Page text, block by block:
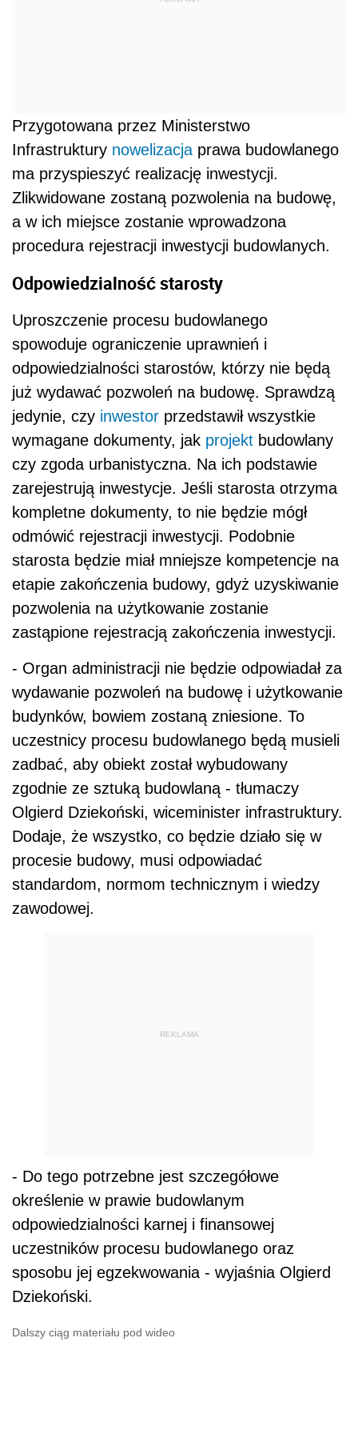
Przygotowana przez Ministerstwo
Infrastruktury nowelizacja prawa budowlanego
ma przyspieszyć realizację inwestycji.
Zlikwidowane zostaną pozwolenia na budowę,
a w ich miejsce zostanie wprowadzona
procedura rejestracji inwestycji budowlanych.
Odpowiedzialność starosty
Uproszczenie procesu budowlanego
spowoduje ograniczenie uprawnień i
odpowiedzialności starostów, którzy nie będą
już wydawać pozwoleń na budowę. Sprawdzą
jedynie, czy inwestor przedstawił wszystkie
wymagane dokumenty, jak projekt budowlany
czy zgoda urbanistyczna. Na ich podstawie
zarejestrują inwestycje. Jeśli starosta otrzyma
kompletne dokumenty, to nie będzie mógł
odmówić rejestracji inwestycji. Podobnie
starosta będzie miał mniejsze kompetencje na
etapie zakończenia budowy, gdyż uzyskiwanie
pozwolenia na użytkowanie zostanie
zastąpione rejestracją zakończenia inwestycji.
- Organ administracji nie będzie odpowiadał za
wydawanie pozwoleń na budowę i użytkowanie
budynków, bowiem zostaną zniesione. To
uczestnicy procesu budowlanego będą musieli
zadbać, aby obiekt został wybudowany
zgodnie ze sztuką budowlaną - tłumaczy
Olgierd Dziekoński, wiceminister infrastruktury.
Dodaje, że wszystko, co będzie działo się w
procesie budowy, musi odpowiadać
standardom, normom technicznym i wiedzy
zawodowej.
REKLAMA
- Do tego potrzebne jest szczegółowe
określenie w prawie budowlanym
odpowiedzialności karnej i finansowej
uczestników procesu budowlanego oraz
sposobu jej egzekwowania - wyjaśnia Olgierd
Dziekoński.
Dalszy ciąg materiału pod wideo